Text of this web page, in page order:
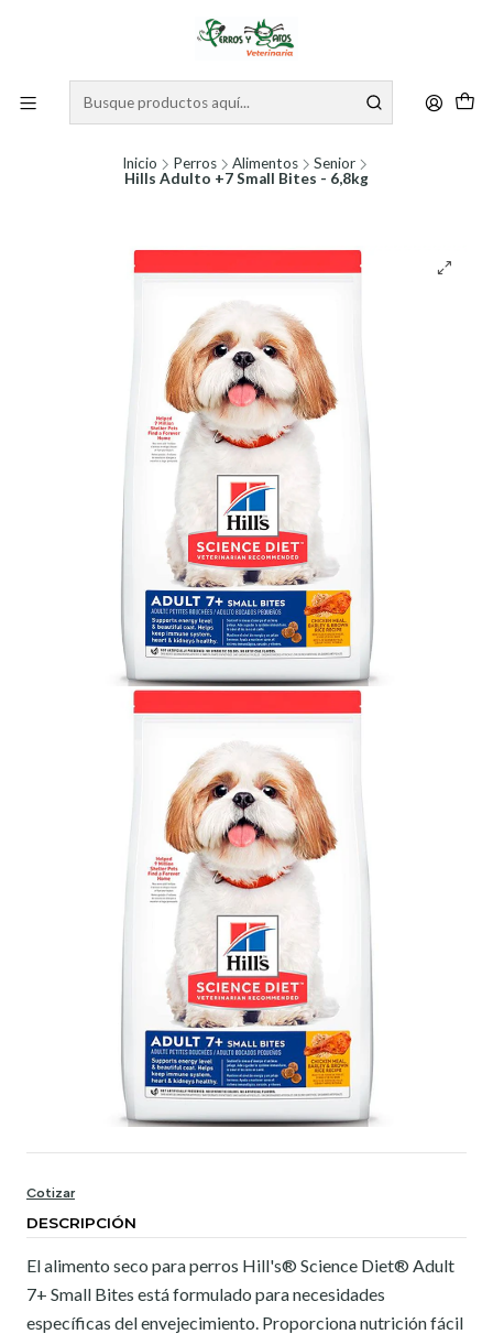
Inicio Perros Alimentos
Senior
Hills Adulto +7 Small Bites - 6,8kg
Cotizar
DESCRIPCIÓN
El alimento seco para perros Hill's® Science Diet® Adult
7+ Small Bites está formulado para necesidades
específicas del envejecimiento. Proporciona nutrición fácil